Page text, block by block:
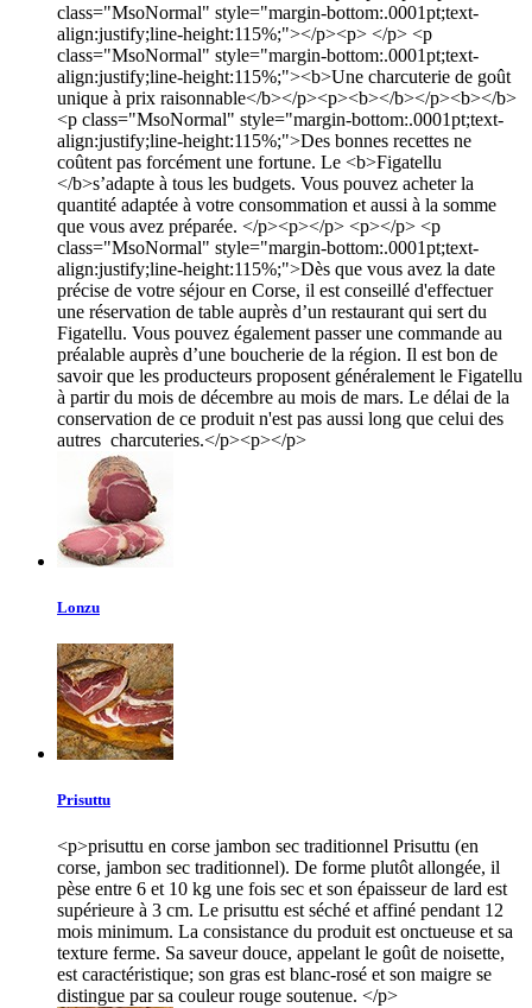
class="MsoNormal" style="margin-bottom:.0001pt;text-
align:justify;line-height:115%;"></p><p> </p> <p
class="MsoNormal" style="margin-bottom:.0001pt;text-
align:justify;line-height:115%;"><b>Une charcuterie de goût
unique à prix raisonnable</b></p><p><b></b></p><b></b>
<p class="MsoNormal" style="margin-bottom:.0001pt;text-
align:justify;line-height:115%;">Des bonnes recettes ne
coûtent pas forcément une fortune. Le <b>Figatellu
</b>s’adapte à tous les budgets. Vous pouvez acheter la
quantité adaptée à votre consommation et aussi à la somme
que vous avez préparée. </p><p></p> <p></p> <p
class="MsoNormal" style="margin-bottom:.0001pt;text-
align:justify;line-height:115%;">Dès que vous avez la date
précise de votre séjour en Corse, il est conseillé d'effectuer
une réservation de table auprès d’un restaurant qui sert du
Figatellu. Vous pouvez également passer une commande au
préalable auprès d’une boucherie de la région. Il est bon de
savoir que les producteurs proposent généralement le Figatellu
à partir du mois de décembre au mois de mars. Le délai de la
conservation de ce produit n'est pas aussi long que celui des
autres charcuteries.</p><p></p>
Lonzu
Prisuttu
<p>prisuttu en corse jambon sec traditionnel Prisuttu (en
corse, jambon sec traditionnel). De forme plutôt allongée, il
pèse entre 6 et 10 kg une fois sec et son épaisseur de lard est
supérieure à 3 cm. Le prisuttu est séché et affiné pendant 12
mois minimum. La consistance du produit est onctueuse et sa
texture ferme. Sa saveur douce, appelant le goût de noisette,
est caractéristique; son gras est blanc-rosé et son maigre se
distingue par sa couleur rouge soutenue. </p>